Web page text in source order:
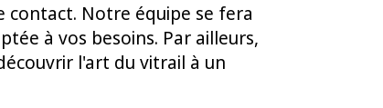
Notre équipe se fera
à vos besoins. Par ailleurs,
l'art du vitrail à un